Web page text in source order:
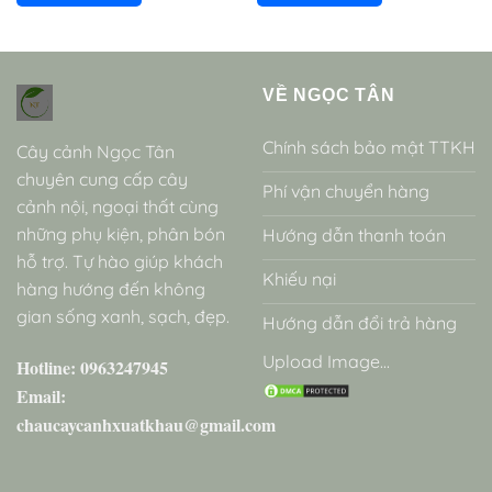
Cây cảnh Ngọc Tân
chuyên cung cấp cây
cảnh nội, ngoại thất cùng
những phụ kiện, phân bón
hỗ trợ. Tự hào giúp khách
hàng hướng đến không
gian sống xanh, sạch, đẹp.
Hotline: 0963247945
Email:
chaucaycanhxuatkhau@gmail.com
VỀ NGỌC TÂN
Chính sách bảo mật TTKH
Phí vận chuyển hàng
Hướng dẫn thanh toán
Khiếu nại
Hướng dẫn đổi trả hàng
Upload Image...